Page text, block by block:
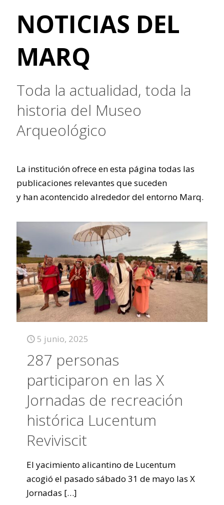
NOTICIAS DEL
MARQ
Toda la actualidad, toda la
historia del Museo
Arqueológico
La institución ofrece en esta página todas las
publicaciones relevantes que suceden
y han acontencido alrededor del entorno Marq.
5 junio, 2025
287 personas
participaron en las X
Jornadas de recreación
histórica Lucentum
Reviviscit
El yacimiento alicantino de Lucentum
acogió el pasado sábado 31 de mayo las X
Jornadas […]